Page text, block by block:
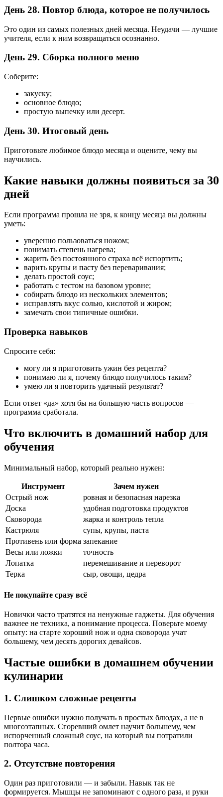
День 28. Повтор блюда, которое не получилось
Это один из самых полезных дней месяца. Неудачи — лучшие
учителя, если к ним возвращаться осознанно.
День 29. Сборка полного меню
Соберите:
закуску;
основное блюдо;
простую выпечку или десерт.
День 30. Итоговый день
Приготовьте любимое блюдо месяца и оцените, чему вы
научились.
Какие навыки должны появиться за 30
дней
Если программа прошла не зря, к концу месяца вы должны
уметь:
уверенно пользоваться ножом;
понимать степень нагрева;
жарить без постоянного страха всё испортить;
варить крупы и пасту без переваривания;
делать простой соус;
работать с тестом на базовом уровне;
собирать блюдо из нескольких элементов;
исправлять вкус солью, кислотой и жиром;
замечать свои типичные ошибки.
Проверка навыков
Спросите себя:
могу ли я приготовить ужин без рецепта?
понимаю ли я, почему блюдо получилось таким?
умею ли я повторить удачный результат?
Если ответ «да» хотя бы на большую часть вопросов —
программа сработала.
Что включить в домашний набор для
обучения
Минимальный набор, который реально нужен:
Инструмент
Зачем нужен
Острый нож
ровная и безопасная нарезка
Доска
удобная подготовка продуктов
Сковорода
жарка и контроль тепла
Кастрюля
супы, крупы, паста
Противень или форма запекание
Весы или ложки
точность
Лопатка
перемешивание и переворот
Терка
сыр, овощи, цедра
Не покупайте сразу всё
Новички часто тратятся на ненужные гаджеты. Для обучения
важнее не техника, а понимание процесса. Поверьте моему
опыту: на старте хороший нож и одна сковорода учат
большему, чем десять дорогих девайсов.
Частые ошибки в домашнем обучении
кулинарии
1. Слишком сложные рецепты
Первые ошибки нужно получать в простых блюдах, а не в
многоэтапных. Сгоревший омлет научит большему, чем
испорченный сложный соус, на который вы потратили
полтора часа.
2. Отсутствие повторения
Один раз приготовили — и забыли. Навык так не
формируется. Мышцы не запоминают с одного раза, и руки